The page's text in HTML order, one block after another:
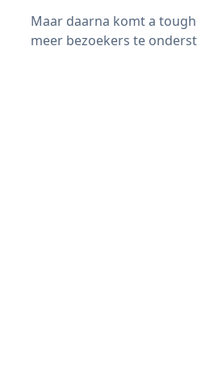
Maar daarna komt a
meer bezoekers te